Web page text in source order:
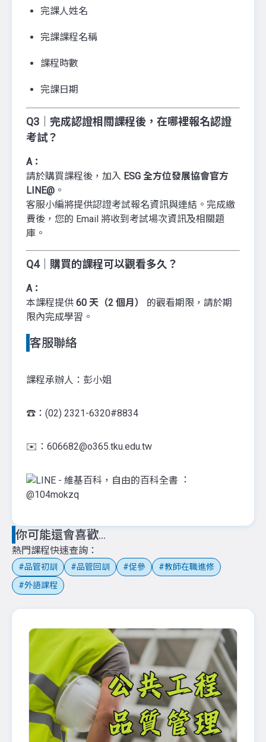
完課人姓名
完課課程名稱
課程時數
完課日期
Q3｜完成認證相關課程後，在哪裡報名認證
考試？
A：
請於購買課程後，加入 ESG 全方位發展協會官方
LINE@ 。
客服小編將提供認證考試報名資訊與連結。完成繳
費後，您的 Email 將收到考試場次資訊及相關題
庫。
Q4｜購買的課程可以觀看多久？
A：
本課程提供 60 天（2 個月）
的觀看期限，請於期
限內完成學習。
客服聯絡
課程承辦人：彭小姐
☎️：(02) 2321-6320#8834
✉️：606682@o365.tku.edu.tw
：
@104mokzq
你可能還會喜歡...
熱門課程快速查詢
品管初訓 品管回訓 促參
教師在職進修
外語課程